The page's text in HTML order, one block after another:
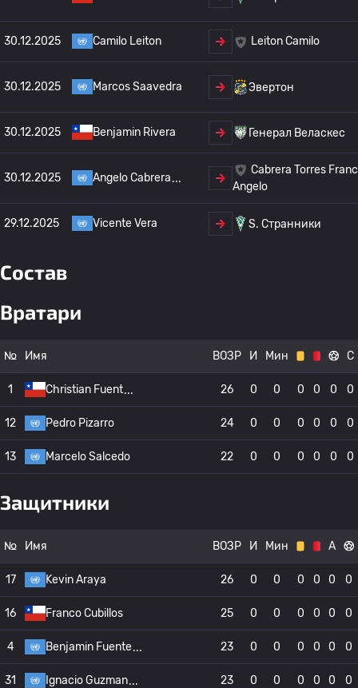
30.12.2025 Camilo Leiton Leiton Camilo
30.12.2025 Marcos Saavedra Эвертон
30.12.2025 Benjamin Rivera Генерал Веласкес
30.12.2025 Angelo Cabrera
Cabrera Torres
Angelo
29.12.2025 Vicente Vera S. Странники
Состав
Вратари
№ Имя ВОЗР И Мин С
1 Christian Fuent 26 0 0 0 0 0 0
12 Pedro Pizarro 24 0 0 0 0 0 0
13 Marcelo Salcedo 22 0 0 0 0 0 0
Защитники
№ Имя ВОЗР И Мин А
17 Kevin Araya 26 0 0 0 0 0 0
16 Franco Cubillos 25 0 0 0 0 0 0
4 Benjamin Fuente 23 0 0 0 0 0 0
31 Ignacio Guzman 23 0 0 0 0 0 0